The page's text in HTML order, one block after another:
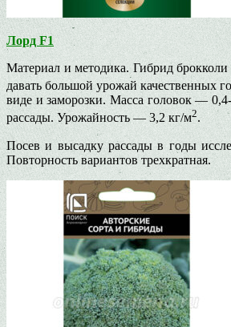
Лорд F1
Материал и методика. Гибрид
давать большой урожай качественных
виде и заморозки. Масса головок —
рассады. Урожайность — 3,2 кг/м2.
Посев и высадку рассады в годы
Повторность вариантов трехкратная.